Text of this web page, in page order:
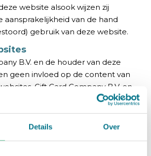
Details Over
website alsook wijzen zij
aansprakelijkheid van de hand
gebruik van deze website.
B.V. en de houder van deze
geen invloed op de content van
Gift Card Company B.V. en
website aanvaarden hiervoor
aansprakelijkheid.
B.V. en de houder van deze